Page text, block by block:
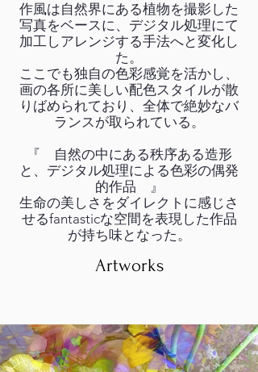
作風は自然界にある植物を撮影した
写真をベースに、デジタル処理にて
加工しアレンジする手法へと変化し
た。
ここでも独自の色彩感覚を活かし、
画の各所に美しい配色スタイルが散
りばめられており、全体で絶妙なバ
ランスが取られている。
『 自然の中にある秩序ある造形
と、デジタル処理による色彩の偶発
的作品 』
生命の美しさをダイレクトに感じさ
せるfantasticな空間を表現した作品
が持ち味となった。
Artworks